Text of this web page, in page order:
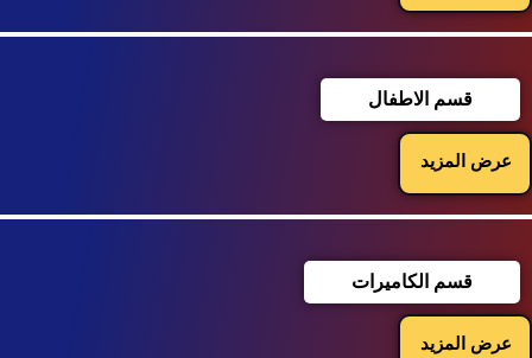
قسم الاطفال
عرض المزيد
قسم الكاميرات
عرض المزيد